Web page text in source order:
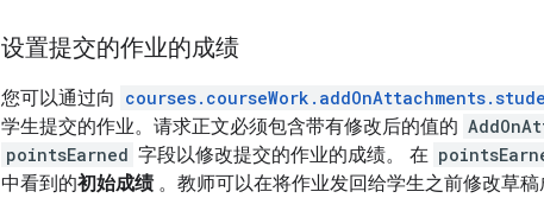
设置提交的作业的成绩
您可以通过向
学生提交的作业。请求正文必须包含带有修改后的值的
pointsEarned 字段以修改提交的作业的成绩。 在
中看到的初始成绩。教师可以在将作业发回给学生之前修改草